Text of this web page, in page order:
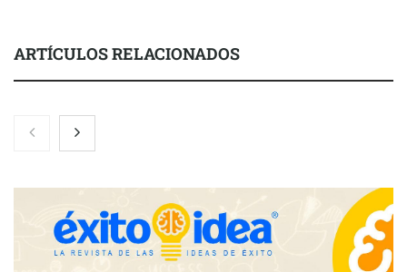
ARTÍCULOS RELACIONADOS
Nicols presenta seis modelos de anillos de compromiso para el
eclipse solar del 12 de agosto
Zoomex mejora su Strategy Center con herramientas
avanzadas para trading estratégico